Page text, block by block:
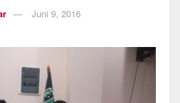
Juni 9, 2016